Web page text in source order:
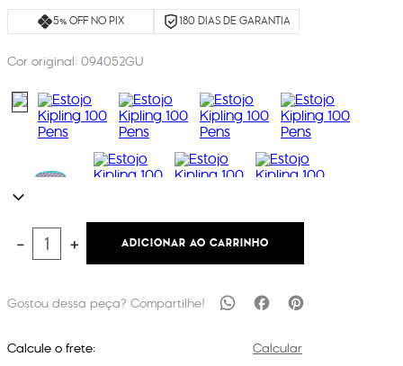
5% OFF NO PIX 180 DIAS DE GARANTIA
Cor original: 094052GU
＋
－ ADICIONAR AO CARRINHO
Calcule o frete: Calcular